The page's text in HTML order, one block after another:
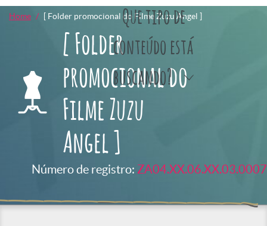
Que tipo de
conteúdo está
buscando?
Home [ Folder promocional do Filme Zuzu Angel ]
[ Folder
promocional do
Filme Zuzu
Angel ]
Número de registro: ZA04.XX.06.XX.03.0007